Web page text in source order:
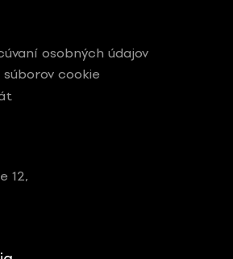
osobných údajov
súborov cookie
12,